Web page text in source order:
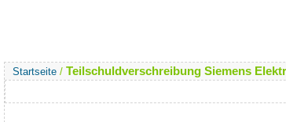
Startseite / Teilschuldverschreibung Siemens